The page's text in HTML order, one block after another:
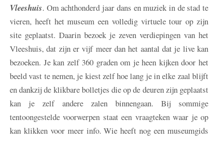
Vleeshuis. Om achthonderd jaar dans en muziek in de stad te
vieren, heeft het museum een volledig virtuele tour op zijn
site geplaatst. Daarin bezoek je zeven verdiepingen van het
Vleeshuis, dat zijn er vijf meer dan het aantal dat je live kan
bezoeken. Je kan zelf 360 graden om je heen kijken door het
beeld vast te nemen, je kiest zelf hoe lang je in elke zaal blijft
en dankzij de klikbare bolletjes die op de deuren zijn geplaatst
kan je zelf andere zalen binnengaan. Bij sommige
tentoongestelde voorwerpen staat een vraagteken waar je op
kan klikken voor meer info. Wie heeft nog een museumgids